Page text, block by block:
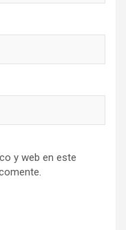
y web en este